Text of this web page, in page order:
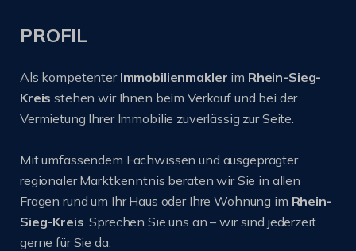
PROFIL
Als kompetenter Immobilienmakler im Rhein-Sieg-
Kreisstehen wir Ihnen beim Verkauf und bei der
Vermietung Ihrer Immobilie zuverlässig zur Seite.
Mit umfassendem Fachwissen und ausgeprägter
regionaler Marktkenntnis beraten wir Sie in allen
Fragen rund um Ihr Haus oder Ihre Wohnung im Rhein-
Sieg-Kreis. Sprechen Sie uns an – wir sind jederzeit
gerne für Sie da.